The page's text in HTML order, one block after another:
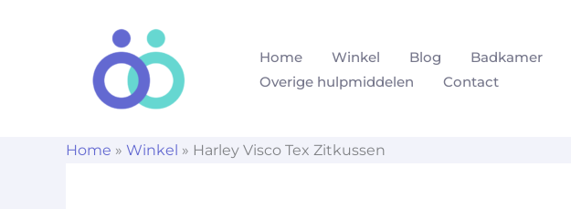
Home Winkel Blog Badkamer
Overige hulpmiddelen
Contact
Home » Winkel » Harley Visco Tex Zitkussen